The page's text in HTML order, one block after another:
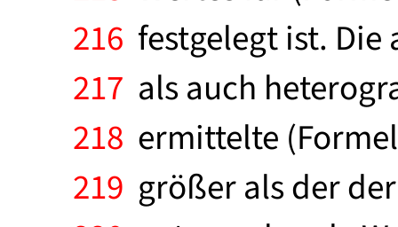
216 festgelegt ist.
217 als auch
218 ermittelte
219 größer als der